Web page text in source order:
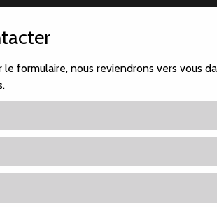
agence Nos ventes Nos
le formulaire, nous reviendrons vers vous